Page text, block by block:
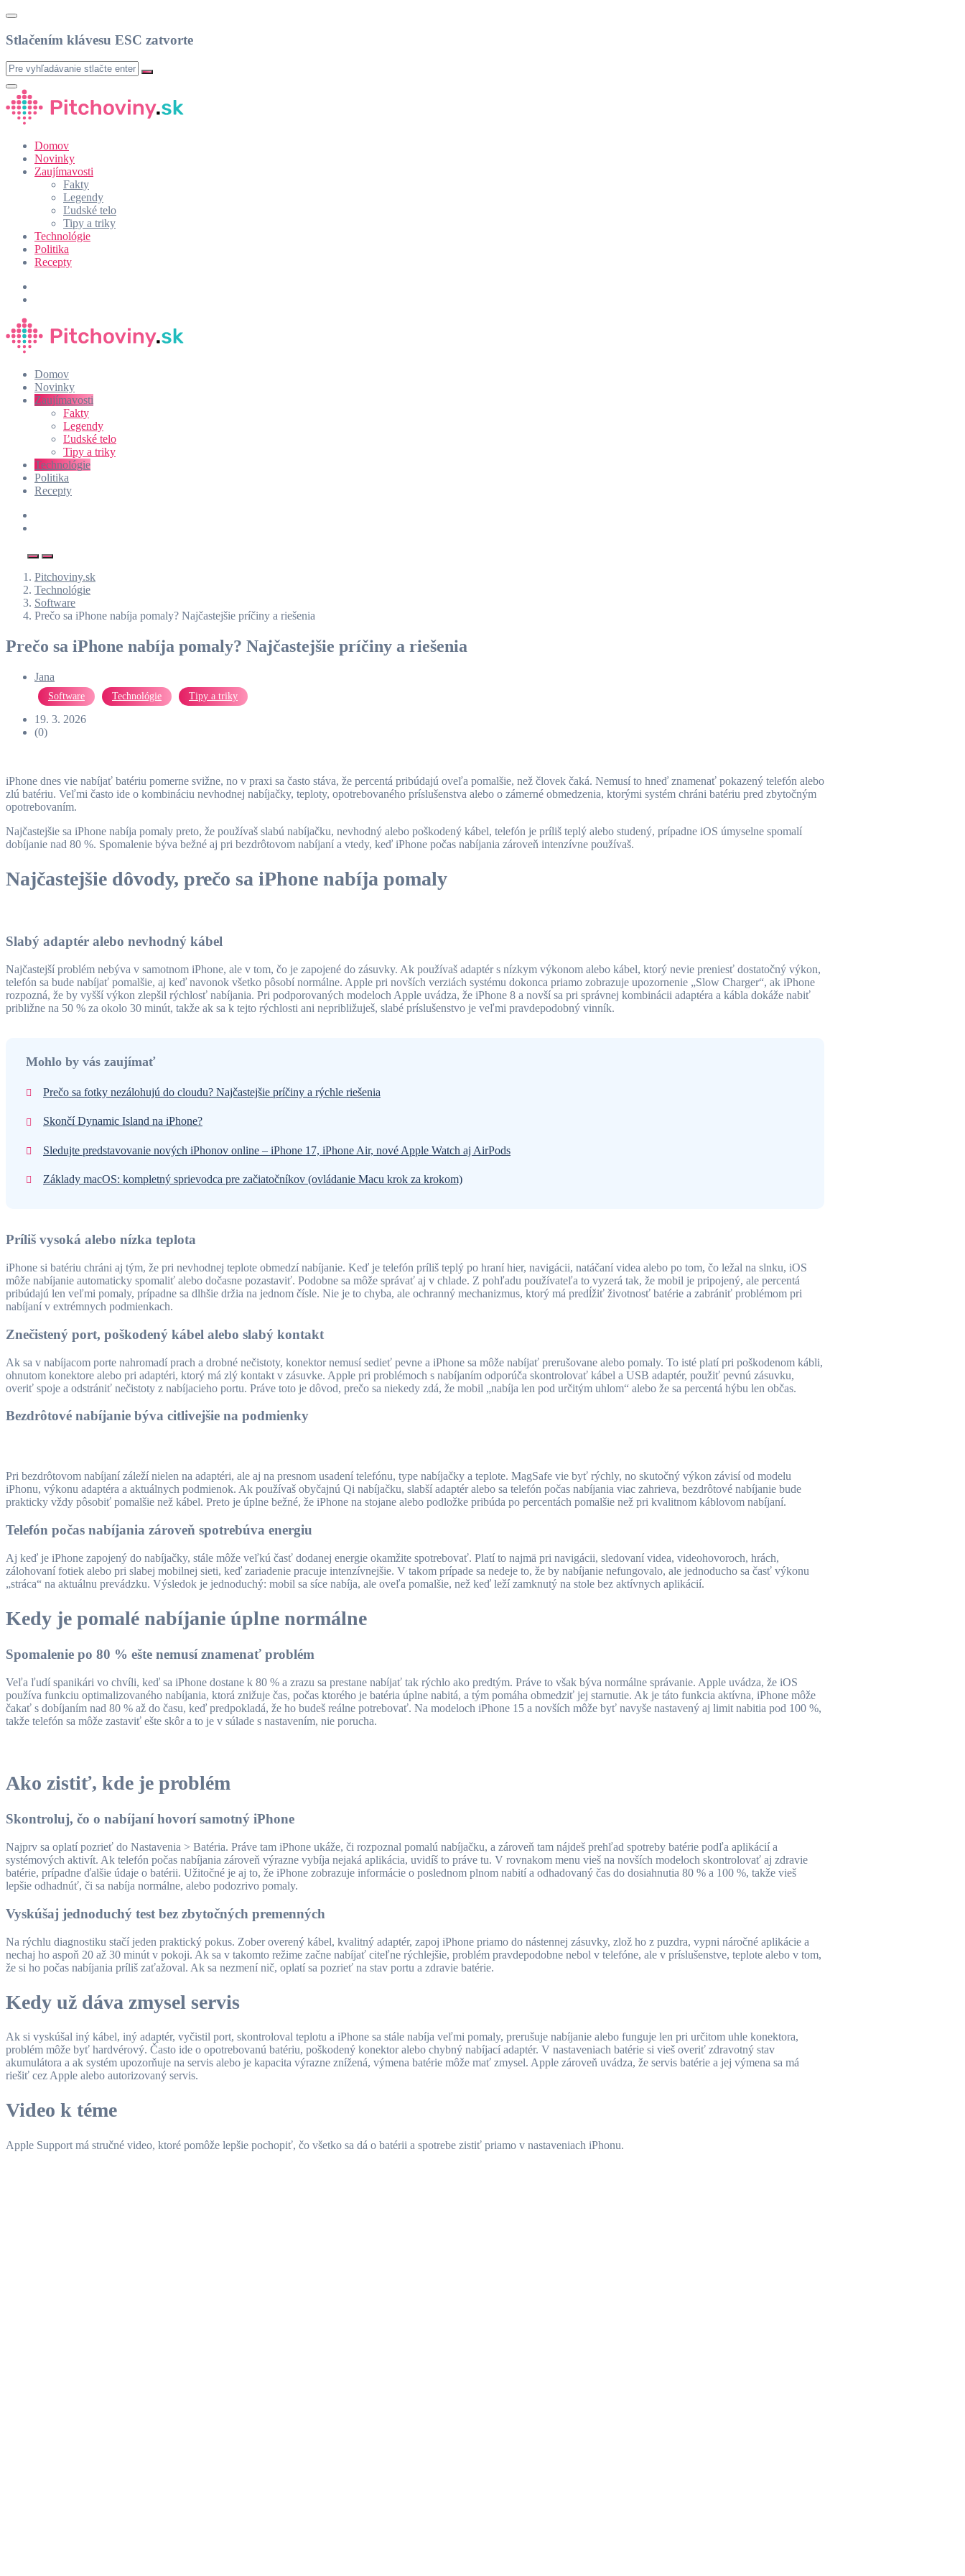
Stlačením klávesu ESC zatvorte
Domov
Novinky
Zaujímavosti
Fakty
Legendy
Ľudské telo
Tipy a triky
Technológie
Politika
Recepty
Domov
Novinky
Zaujímavosti
Fakty
Legendy
Ľudské telo
Tipy a triky
Technológie
Politika
Recepty
Pitchoviny.sk
Technológie
Software
Prečo sa iPhone nabíja pomaly? Najčastejšie príčiny a riešenia
Prečo sa iPhone nabíja pomaly? Najčastejšie príčiny a riešenia
Jana
Software Technológie Tipy a triky
19. 3. 2026
(0)
iPhone dnes vie nabíjať batériu pomerne svižne, no v praxi sa často stáva, že percentá pribúdajú oveľa pomalšie, než človek čaká. Nemusí to hneď znamenať pokazený telefón alebo
zlú batériu. Veľmi často ide o kombináciu nevhodnej nabíjačky, teploty, opotrebovaného príslušenstva alebo o zámerné obmedzenia, ktorými systém chráni batériu pred zbytočným
opotrebovaním.
Najčastejšie sa iPhone nabíja pomaly preto, že používaš slabú nabíjačku, nevhodný alebo poškodený kábel, telefón je príliš teplý alebo studený, prípadne iOS úmyselne spomalí
dobíjanie nad 80 %. Spomalenie býva bežné aj pri bezdrôtovom nabíjaní a vtedy, keď iPhone počas nabíjania zároveň intenzívne používaš.
Najčastejšie dôvody, prečo sa iPhone nabíja pomaly
Slabý adaptér alebo nevhodný kábel
Najčastejší problém nebýva v samotnom iPhone, ale v tom, čo je zapojené do zásuvky. Ak používaš adaptér s nízkym výkonom alebo kábel, ktorý nevie preniesť dostatočný výkon,
telefón sa bude nabíjať pomalšie, aj keď navonok všetko pôsobí normálne. Apple pri novších verziách systému dokonca priamo zobrazuje upozornenie „Slow Charger“, ak iPhone
rozpozná, že by vyšší výkon zlepšil rýchlosť nabíjania. Pri podporovaných modeloch Apple uvádza, že iPhone 8 a novší sa pri správnej kombinácii adaptéra a kábla dokáže nabiť
približne na 50 % za okolo 30 minút, takže ak sa k tejto rýchlosti ani nepribližuješ, slabé príslušenstvo je veľmi pravdepodobný vinník.
Mohlo by vás zaujímať
Prečo sa fotky nezálohujú do cloudu? Najčastejšie príčiny a rýchle riešenia
Skončí Dynamic Island na iPhone?
Sledujte predstavovanie nových iPhonov online – iPhone 17, iPhone Air, nové Apple Watch aj AirPods
Základy macOS: kompletný sprievodca pre začiatočníkov (ovládanie Macu krok za krokom)
Príliš vysoká alebo nízka teplota
iPhone si batériu chráni aj tým, že pri nevhodnej teplote obmedzí nabíjanie. Keď je telefón príliš teplý po hraní hier, navigácii, natáčaní videa alebo po tom, čo ležal na slnku, iOS
môže nabíjanie automaticky spomaliť alebo dočasne pozastaviť. Podobne sa môže správať aj v chlade. Z pohľadu používateľa to vyzerá tak, že mobil je pripojený, ale percentá
pribúdajú len veľmi pomaly, prípadne sa dlhšie držia na jednom čísle. Nie je to chyba, ale ochranný mechanizmus, ktorý má predĺžiť životnosť batérie a zabrániť problémom pri
nabíjaní v extrémnych podmienkach.
Znečistený port, poškodený kábel alebo slabý kontakt
Ak sa v nabíjacom porte nahromadí prach a drobné nečistoty, konektor nemusí sedieť pevne a iPhone sa môže nabíjať prerušovane alebo pomaly. To isté platí pri poškodenom kábli,
ohnutom konektore alebo pri adaptéri, ktorý má zlý kontakt v zásuvke. Apple pri problémoch s nabíjaním odporúča skontrolovať kábel a USB adaptér, použiť pevnú zásuvku,
overiť spoje a odstrániť nečistoty z nabíjacieho portu. Práve toto je dôvod, prečo sa niekedy zdá, že mobil „nabíja len pod určitým uhlom“ alebo že sa percentá hýbu len občas.
Bezdrôtové nabíjanie býva citlivejšie na podmienky
Pri bezdrôtovom nabíjaní záleží nielen na adaptéri, ale aj na presnom usadení telefónu, type nabíjačky a teplote. MagSafe vie byť rýchly, no skutočný výkon závisí od modelu
iPhonu, výkonu adaptéra a aktuálnych podmienok. Ak používaš obyčajnú Qi nabíjačku, slabší adaptér alebo sa telefón počas nabíjania viac zahrieva, bezdrôtové nabíjanie bude
prakticky vždy pôsobiť pomalšie než kábel. Preto je úplne bežné, že iPhone na stojane alebo podložke pribúda po percentách pomalšie než pri kvalitnom káblovom nabíjaní.
Telefón počas nabíjania zároveň spotrebúva energiu
Aj keď je iPhone zapojený do nabíjačky, stále môže veľkú časť dodanej energie okamžite spotrebovať. Platí to najmä pri navigácii, sledovaní videa, videohovoroch, hrách,
zálohovaní fotiek alebo pri slabej mobilnej sieti, keď zariadenie pracuje intenzívnejšie. V takom prípade sa nedeje to, že by nabíjanie nefungovalo, ale jednoducho sa časť výkonu
„stráca“ na aktuálnu prevádzku. Výsledok je jednoduchý: mobil sa síce nabíja, ale oveľa pomalšie, než keď leží zamknutý na stole bez aktívnych aplikácií.
Kedy je pomalé nabíjanie úplne normálne
Spomalenie po 80 % ešte nemusí znamenať problém
Veľa ľudí spanikári vo chvíli, keď sa iPhone dostane k 80 % a zrazu sa prestane nabíjať tak rýchlo ako predtým. Práve to však býva normálne správanie. Apple uvádza, že iOS
používa funkciu optimalizovaného nabíjania, ktorá znižuje čas, počas ktorého je batéria úplne nabitá, a tým pomáha obmedziť jej starnutie. Ak je táto funkcia aktívna, iPhone môže
čakať s dobíjaním nad 80 % až do času, keď predpokladá, že ho budeš reálne potrebovať. Na modeloch iPhone 15 a novších môže byť navyše nastavený aj limit nabitia pod 100 %,
takže telefón sa môže zastaviť ešte skôr a to je v súlade s nastavením, nie porucha.
Ako zistiť, kde je problém
Skontroluj, čo o nabíjaní hovorí samotný iPhone
Najprv sa oplatí pozrieť do Nastavenia > Batéria. Práve tam iPhone ukáže, či rozpoznal pomalú nabíjačku, a zároveň tam nájdeš prehľad spotreby batérie podľa aplikácií a
systémových aktivít. Ak telefón počas nabíjania zároveň výrazne vybíja nejaká aplikácia, uvidíš to práve tu. V rovnakom menu vieš na novších modeloch skontrolovať aj zdravie
batérie, prípadne ďalšie údaje o batérii. Užitočné je aj to, že iPhone zobrazuje informácie o poslednom plnom nabití a odhadovaný čas do dosiahnutia 80 % a 100 %, takže vieš
lepšie odhadnúť, či sa nabíja normálne, alebo podozrivo pomaly.
Vyskúšaj jednoduchý test bez zbytočných premenných
Na rýchlu diagnostiku stačí jeden praktický pokus. Zober overený kábel, kvalitný adaptér, zapoj iPhone priamo do nástennej zásuvky, zlož ho z puzdra, vypni náročné aplikácie a
nechaj ho aspoň 20 až 30 minút v pokoji. Ak sa v takomto režime začne nabíjať citeľne rýchlejšie, problém pravdepodobne nebol v telefóne, ale v príslušenstve, teplote alebo v tom,
že si ho počas nabíjania príliš zaťažoval. Ak sa nezmení nič, oplatí sa pozrieť na stav portu a zdravie batérie.
Kedy už dáva zmysel servis
Ak si vyskúšal iný kábel, iný adaptér, vyčistil port, skontroloval teplotu a iPhone sa stále nabíja veľmi pomaly, prerušuje nabíjanie alebo funguje len pri určitom uhle konektora,
problém môže byť hardvérový. Často ide o opotrebovanú batériu, poškodený konektor alebo chybný nabíjací adaptér. V nastaveniach batérie si vieš overiť zdravotný stav
akumulátora a ak systém upozorňuje na servis alebo je kapacita výrazne znížená, výmena batérie môže mať zmysel. Apple zároveň uvádza, že servis batérie a jej výmena sa má
riešiť cez Apple alebo autorizovaný servis.
Video k téme
Apple Support má stručné video, ktoré pomôže lepšie pochopiť, čo všetko sa dá o batérii a spotrebe zistiť priamo v nastaveniach iPhonu.